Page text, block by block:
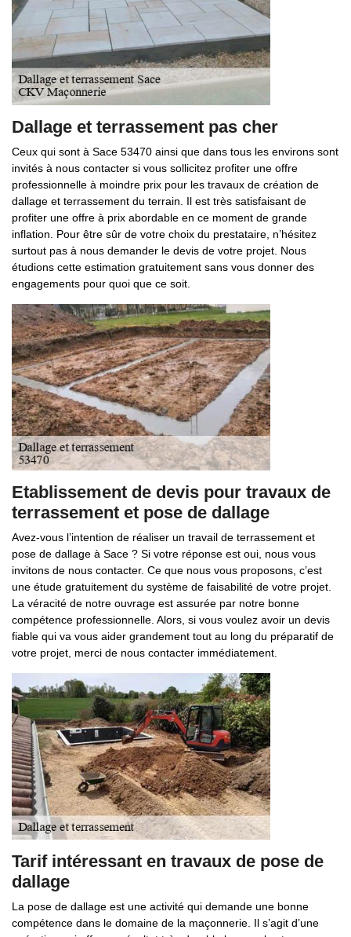
Dallage et terrassement pas cher
Ceux qui sont à Sace 53470 ainsi que dans tous les environs sont
invités à nous contacter si vous sollicitez profiter une offre
professionnelle à moindre prix pour les travaux de création de
dallage et terrassement du terrain. Il est très satisfaisant de
profiter une offre à prix abordable en ce moment de grande
inflation. Pour être sûr de votre choix du prestataire, n’hésitez
surtout pas à nous demander le devis de votre projet. Nous
étudions cette estimation gratuitement sans vous donner des
engagements pour quoi que ce soit.
Etablissement de devis pour travaux de
terrassement et pose de dallage
Avez-vous l’intention de réaliser un travail de terrassement et
pose de dallage à Sace ? Si votre réponse est oui, nous vous
invitons de nous contacter. Ce que nous vous proposons, c’est
une étude gratuitement du système de faisabilité de votre projet.
La véracité de notre ouvrage est assurée par notre bonne
compétence professionnelle. Alors, si vous voulez avoir un devis
fiable qui va vous aider grandement tout au long du préparatif de
votre projet, merci de nous contacter immédiatement.
Tarif intéressant en travaux de pose de
dallage
La pose de dallage est une activité qui demande une bonne
compétence dans le domaine de la maçonnerie. Il s’agit d’une